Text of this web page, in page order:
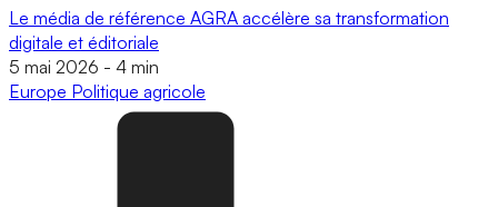
Le média de référence AGRA accélère sa transformation
digitale et éditoriale
5 mai 2026 - 4 min
Europe Politique agricole